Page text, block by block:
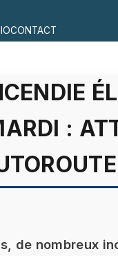
CONTACT
:
de nombreux